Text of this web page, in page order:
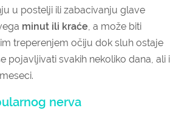
u postelji ili zabacivanju glave
minut ili kraće, a može biti
treperenjem očiju dok sluh ostaje
pojavljivati svakih nekoliko dana, ali i
nerva